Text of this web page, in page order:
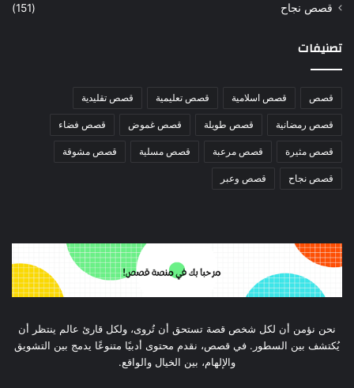
قصص نجاح
(151)
تصنيفات
قصص قصص اسلامية قصص تعليمية قصص تقليدية
قصص رمضانية قصص طويلة قصص غموض قصص فضاء
قصص مثيرة قصص مرعبة قصص مسلية قصص مشوقة
قصص نجاح قصص وعبر
نحن نؤمن أن لكل شخص قصة تستحق أن تُروى، ولكل قارئ عالم ينتظر أن
يُكتشف بين السطور. في قصص، نقدم محتوى أدبيًا متنوعًا يدمج بين التشويق
والإلهام، بين الخيال والواقع.